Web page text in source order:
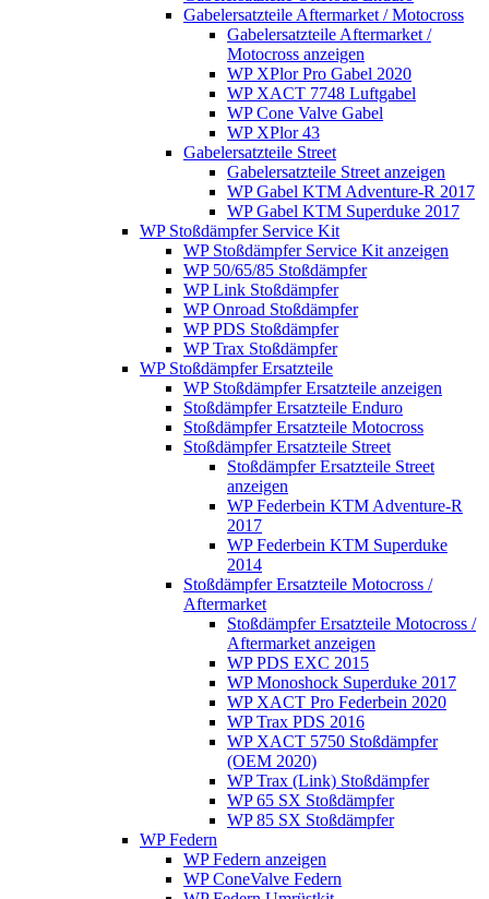
Gabelersatzteile Aftermarket / Motocross
Gabelersatzteile Aftermarket /
Motocross anzeigen
WP XPlor Pro Gabel 2020
WP XACT 7748 Luftgabel
WP Cone Valve Gabel
WP XPlor 43
Gabelersatzteile Street
Gabelersatzteile Street anzeigen
WP Gabel KTM Adventure-R 2017
WP Gabel KTM Superduke 2017
WP Stoßdämpfer Service Kit
WP Stoßdämpfer Service Kit anzeigen
WP 50/65/85 Stoßdämpfer
WP Link Stoßdämpfer
WP Onroad Stoßdämpfer
WP PDS Stoßdämpfer
WP Trax Stoßdämpfer
WP Stoßdämpfer Ersatzteile
WP Stoßdämpfer Ersatzteile anzeigen
Stoßdämpfer Ersatzteile Enduro
Stoßdämpfer Ersatzteile Motocross
Stoßdämpfer Ersatzteile Street
Stoßdämpfer Ersatzteile Street
anzeigen
WP Federbein KTM Adventure-R
2017
WP Federbein KTM Superduke
2014
Stoßdämpfer Ersatzteile Motocross /
Aftermarket
Stoßdämpfer Ersatzteile Motocross /
Aftermarket anzeigen
WP PDS EXC 2015
WP Monoshock Superduke 2017
WP XACT Pro Federbein 2020
WP Trax PDS 2016
WP XACT 5750 Stoßdämpfer
(OEM 2020)
WP Trax (Link) Stoßdämpfer
WP 65 SX Stoßdämpfer
WP 85 SX Stoßdämpfer
WP Federn
WP Federn anzeigen
WP ConeValve Federn